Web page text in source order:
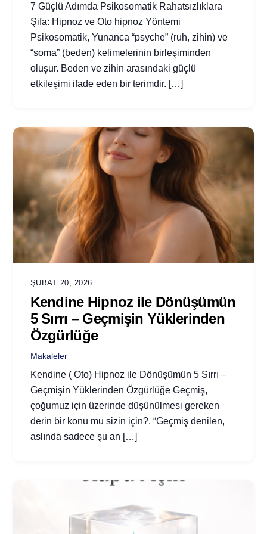
7 Güçlü Adımda Psikosomatik Rahatsızlıklara
Şifa: Hipnoz ve Oto hipnoz Yöntemi
Psikosomatik, Yunanca “psyche” (ruh, zihin) ve
“soma” (beden) kelimelerinin birleşiminden
oluşur. Beden ve zihin arasındaki güçlü
etkileşimi ifade eden bir terimdir. […]
ŞUBAT 20, 2026
Kendine Hipnoz ile Dönüşümün
5 Sırrı – Geçmişin Yüklerinden
Özgürlüğe
Makaleler
Kendine ( Oto) Hipnoz ile Dönüşümün 5 Sırrı –
Geçmişin Yüklerinden Özgürlüğe Geçmiş,
çoğumuz için üzerinde düşünülmesi gereken
derin bir konu mu sizin için?. “Geçmiş denilen,
aslında sadece şu an […]